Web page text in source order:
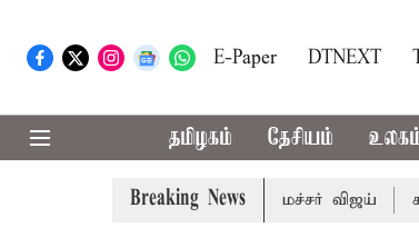
E-Paper DTNEXT
தமிழகம் தேசியம்
Breaking News
பாதிக்கும்: முதல்-அமைச்சர் விஜய் கரூர்